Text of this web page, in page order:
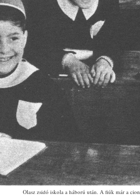
Olasz zsidó iskola a háború után. A fiúk már a